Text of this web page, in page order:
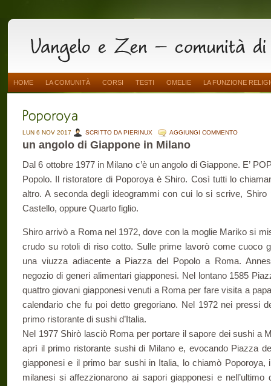
HOME LA COMUNITÀ CORSI TESTI OMELIE LA FUNZIONE
LUN 6 NOV 2017 SCRITTO DA PIERINUX AGGIUNGI COMMENTO
un angolo di Giappone in Milano
Dal 6 ottobre 1977 in Milano c’è un angolo di Giappone. E’
Popolo. Il ristoratore di Poporoya è Shiro. Così tutti lo
altro. A seconda degli ideogrammi con cui lo si scrive, Shiro
Castello, oppure Quarto figlio.
Shiro arrivò a Roma nel 1972, dove con la moglie Mariko si
crudo su rotoli di riso cotto. Sulle prime lavorò come cuoco
una viuzza adiacente a Piazza del Popolo a Roma.
negozio di generi alimentari giapponesi. Nel lontano 1585
quattro giovani giapponesi venuti a Roma per fare visita a
calendario che fu poi detto gregoriano. Nel 1972 nei pressi
primo ristorante di sushi d’Italia.
Nel 1977 Shirò lasciò Roma per portare il sapore dei sushi a
aprì il primo ristorante sushi di Milano e, evocando Piazza
giapponesi e il primo bar sushi in Italia, lo chiamò Poporoya,
milanesi si affezzionarono ai sapori giapponesi e